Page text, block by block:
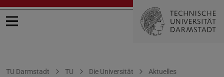
Menü öffnen
Sie befinden sich hier:
TU Darmstadt TU Die Universität Aktuelles